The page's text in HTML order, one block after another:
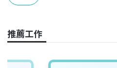
o
推薦工作